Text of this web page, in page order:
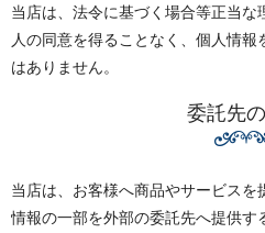
当店は、法令に基づく場合等正当
人の同意を得ることなく、個人情
はありません。
委託先
当店は、お客様へ商品やサービスを
情報の一部を外部の委託先へ提供す